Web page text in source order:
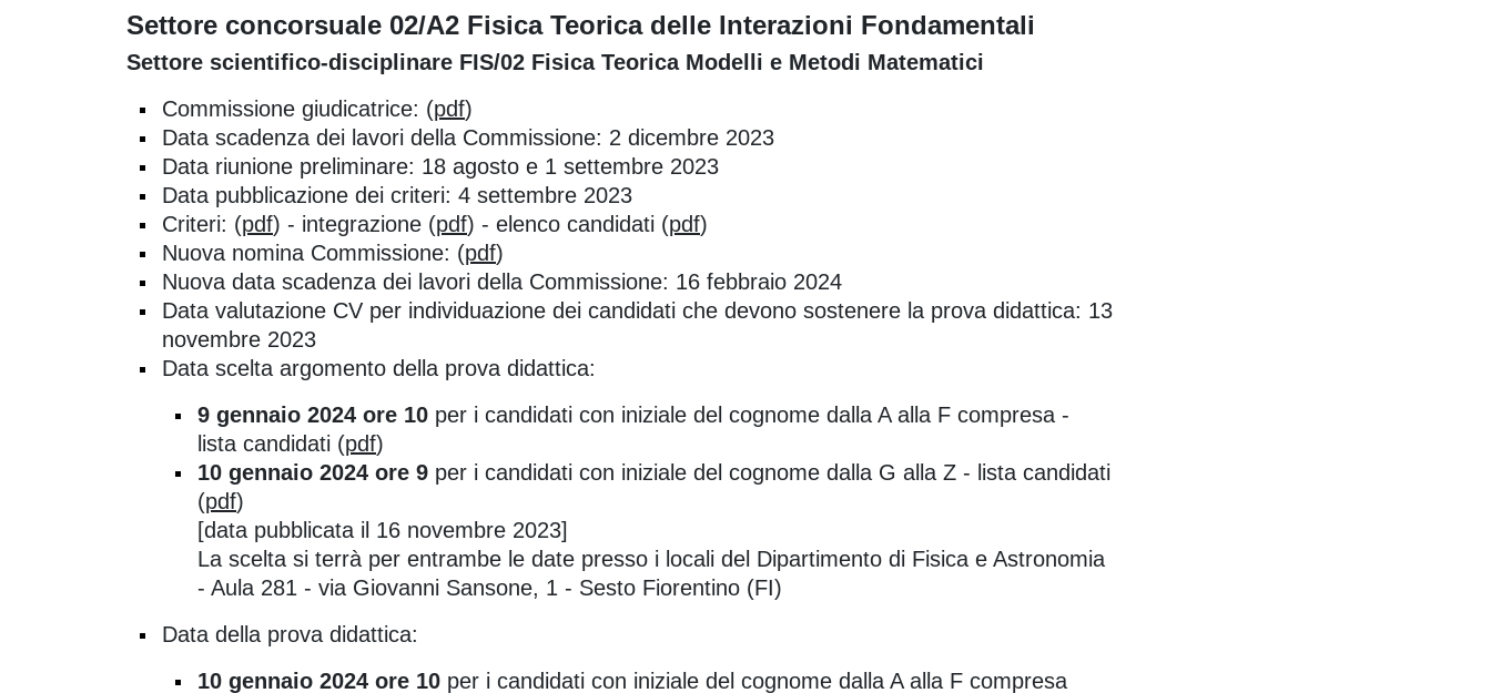
Settore concorsuale 02/A2 Fisica Teorica delle Interazioni Fondamentali
Settore scientifico-disciplinare FIS/02 Fisica Teorica Modelli e Metodi Matematici
Commissione giudicatrice: (pdf)
Data scadenza dei lavori della Commissione: 2 dicembre 2023
Data riunione preliminare: 18 agosto e 1 settembre 2023
Data pubblicazione dei criteri: 4 settembre 2023
Criteri: (pdf) - integrazione (pdf) - elenco candidati (pdf)
Nuova nomina Commissione: (pdf)
Nuova data scadenza dei lavori della Commissione: 16 febbraio 2024
Data valutazione CV per individuazione dei candidati che devono sostenere la prova didattica: 13
novembre 2023
Data scelta argomento della prova didattica:
9 gennaio 2024 ore 10 per i candidati con iniziale del cognome dalla A alla F compresa -
lista candidati (pdf)
10 gennaio 2024 ore 9 per i candidati con iniziale del cognome dalla G alla Z - lista candidati
(pdf)
[data pubblicata il 16 novembre 2023]
La scelta si terrà per entrambe le date presso i locali del Dipartimento di Fisica e Astronomia
- Aula 281 - via Giovanni Sansone, 1 - Sesto Fiorentino (FI)
Data della prova didattica:
10 gennaio 2024 ore 10 per i candidati con iniziale del cognome dalla A alla F compresa